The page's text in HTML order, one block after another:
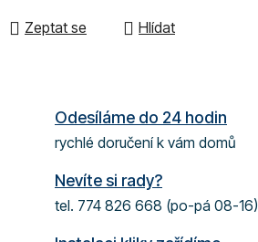
Zeptat se Hlídat
Odesíláme do 24 hodin
rychlé doručení k vám domů
Nevíte si rady?
tel. 774 826 668 (po-pá 08-16)